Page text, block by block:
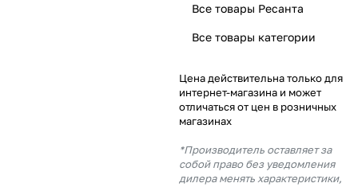
Все товары Ресанта
Все товары категории
Цена действительна только для
интернет-магазина и может
отличаться от цен в розничных
магазинах
*Производитель оставляет за
собой право без уведомления
дилера менять характеристики,
% будут
с вашей карты